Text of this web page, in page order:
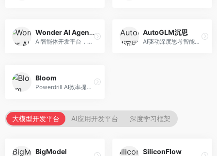
Wonder AI Agents
AI智能体开发平台，专注于低代码智能体创建。面向开发者，提供可视化开发、模板库、部署服务等功能，开发门槛低。
AutoGLM沉思
AI驱动深度思考智能体，专注于复杂推理任务。面向高级用户，提供深度分析、逻辑推理、决策支持等服务，推理能力强。
Bloom
Powerdrill AI效率提升平台，专注于企业智能化。面向企业用户，提供智能体创建、流程自动化、数据分析等服务，企业效率提升显著。
大模型开发平台 AI应用开发平台 深度学习框架
BigModel SiliconFlow